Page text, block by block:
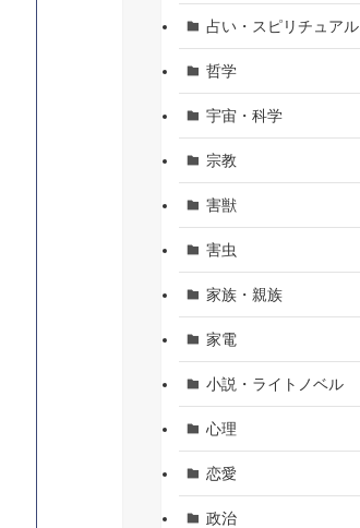
占い・スピリチュアル
哲学
宇宙・科学
宗教
害獣
害虫
家族・親族
家電
小説・ライトノベル
心理
恋愛
政治